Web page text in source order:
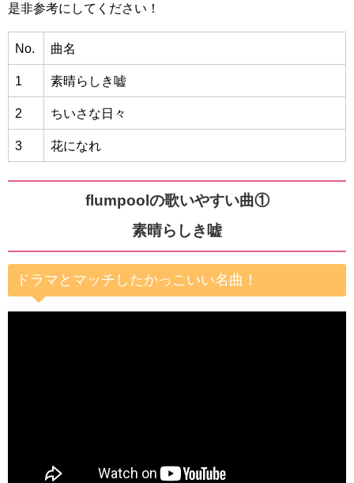
是非参考にしてください！
No. 曲名
1 素晴らしき嘘
2 ちいさな日々
3 花になれ
flumpoolの歌いやすい曲①
素晴らしき嘘
ドラマとマッチしたかっこいい名曲！